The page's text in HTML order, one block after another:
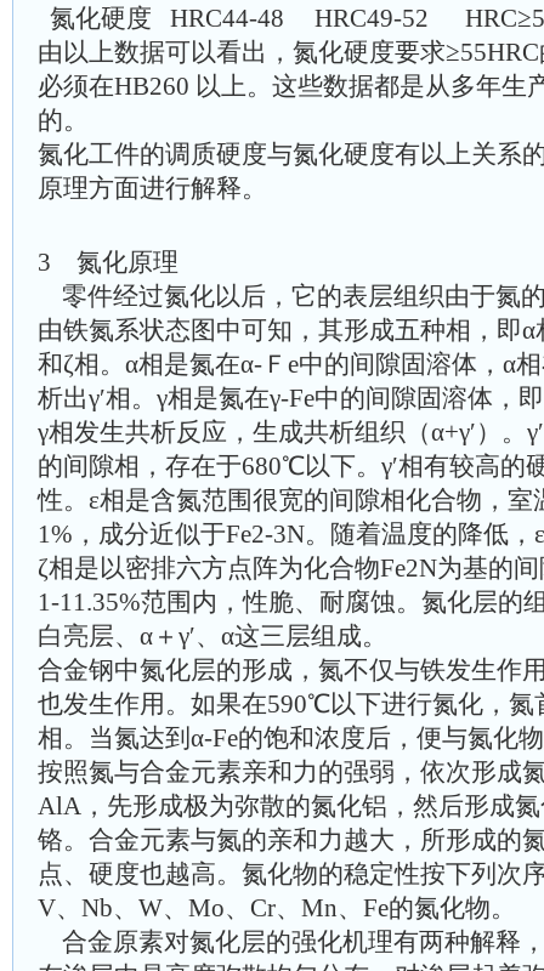
氮化硬度
HRC44-48 HRC49-52
由以上数据可以看出，氮化硬度要求
必须在HB260 以上。这些数据都是从多年生
的。
氮化工件的调质硬度与氮化硬度有以上关系
原理方面进行解释。
3 氮化原理
零件经过氮化以后，它的表层组织由于氮
由铁氮系状态图中可知，其形成五种相，即α
和ζ相。α相是氮在α-Ｆe中的间隙固溶体，α
析出γ′相。γ相是氮在γ-Fe中的间隙固溶体，
γ相发生共析反应，生成共析组织（α+γ′）。
的间隙相，存在于680℃以下。γ′相有较高的
性。ε相是含氮范围很宽的间隙相化合物，室
1%，成分近似于Fe2-3N。随着温度的降低，
ζ相是以密排六方点阵为化合物Fe2N为基的
1-11.35%范围内，性脆、耐腐蚀。氮化层的
白亮层、α＋γ′、α这三层组成。
合金钢中氮化层的形成，氮不仅与铁发生作
也发生作用。如果在590℃以下进行氮化，氮
相。当氮达到α-Fe的饱和浓度后，便与氮化
按照氮与合金元素亲和力的强弱，依次形成
AlA，先形成极为弥散的氮化铝，然后形成
铬。合金元素与氮的亲和力越大，所形成的
点、硬度也越高。氮化物的稳定性按下列次
V、Nb、W、Mo、Cr、Mn、Fe的氮化物。
合金原素对氮化层的强化机理有两种解释